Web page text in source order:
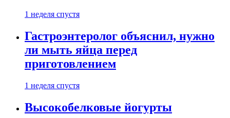
1 неделя спустя
Гастроэнтеролог объяснил, нужно
ли мыть яйца перед
приготовлением
1 неделя спустя
Высокобелковые йогурты